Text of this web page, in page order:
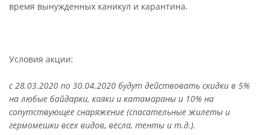
время вынужденных каникул и карантина.
Условия акции:
с 28.03.2020 по 30.04.2020 будут действовать скидки в 5%
на любые байдарки, каяки и катамараны и 10% на
сопутствующее снаряжение (спасательные жилеты и
гермомешки всех видов, вёсла, тенты и т.д.).